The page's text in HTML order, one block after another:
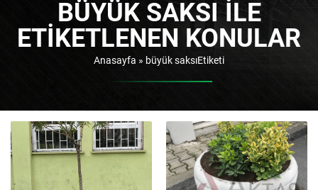
BÜYÜK SAKSI ILE
ETIKETLENEN KONULAR
Anasayfa » büyük saksıEtiketi